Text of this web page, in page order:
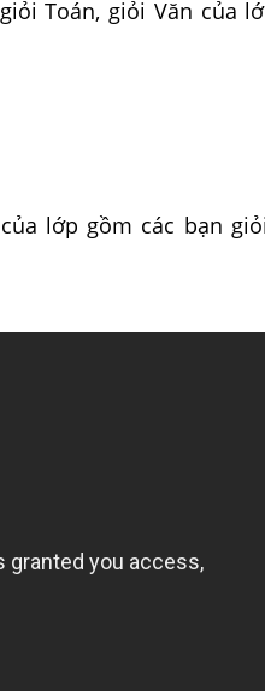
Toán, giỏi Văn của
lớp gồm các bạn